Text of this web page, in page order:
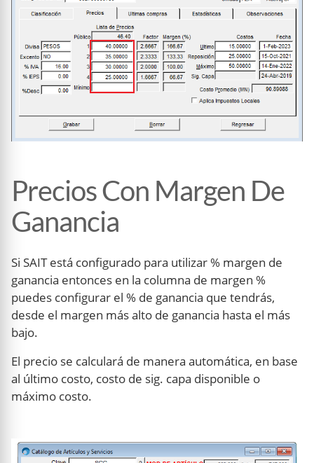
Precios Con Margen De
Ganancia
Si SAIT está configurado para utilizar % margen de
ganancia entonces en la columna de margen %
puedes configurar el % de ganancia que tendrás,
desde el margen más alto de ganancia hasta el más
bajo.
El precio se calculará de manera automática, en base
al último costo, costo de sig. capa disponible o
máximo costo.